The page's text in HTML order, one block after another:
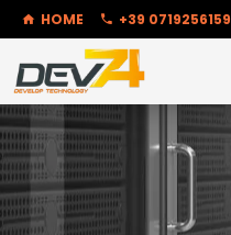
HOME +39 0719256159